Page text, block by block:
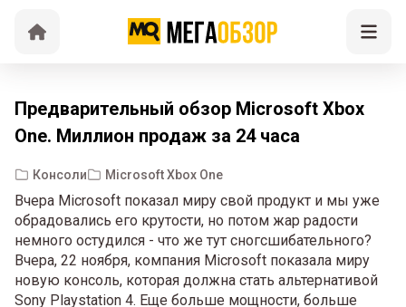
Предварительный обзор Microsoft Xbox
One. Миллион продаж за 24 часа
Консоли Microsoft Xbox One
Вчера Microsoft показал миру свой продукт и мы уже
обрадовались его крутости, но потом жар радости
немного остудился - что же тут сногсшибательного?
Вчера, 22 ноября, компания Microsoft показала миру
новую консоль, которая должна стать альтернативой
Sony Playstation 4. Еще больше мощности, больше